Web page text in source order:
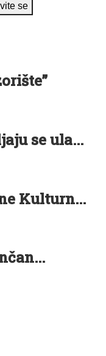
se
se ula...
Kulturn...